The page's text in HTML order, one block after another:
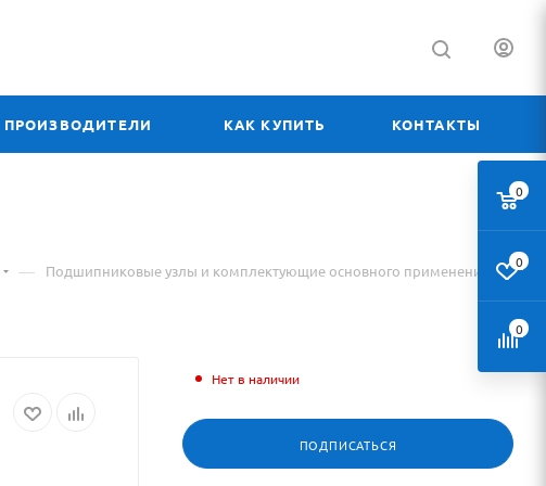
ПРОИЗВОДИТЕЛИ КАК КУПИТЬ КОНТАКТЫ
— Подшипниковые узлы и комплектующие основного применения
Нет в наличии
ПОДПИСАТЬСЯ
0
0
0